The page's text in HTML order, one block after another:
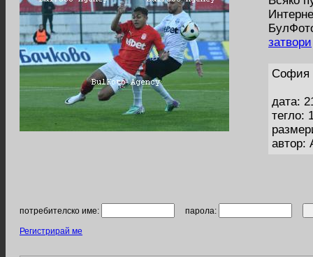
затвори
София
дата:
тегло:
автор:
потребителско име: парола:
Регистрирай ме